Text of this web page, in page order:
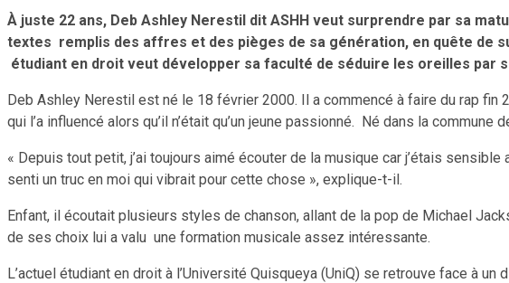
À juste 22 ans, Deb Ashley Nerestil dit ASHH veut surprendre par sa
textes remplis des affres et des pièges de sa génération, en quête de
étudiant en droit veut développer sa faculté de séduire les oreilles par
Deb Ashley Nerestil est né le 18 février 2000. Il a commencé à faire du rap
qui l’a influencé alors qu’il n’était qu’un jeune passionné. Né dans la commune
« Depuis tout petit, j’ai toujours aimé écouter de la musique car j’étais
senti un truc en moi qui vibrait pour cette chose », explique-t-il.
Enfant, il écoutait plusieurs styles de chanson, allant de la pop de Michael
de ses choix lui a valu une formation musicale assez intéressante.
L’actuel étudiant en droit à l’Université Quisqueya (UniQ) se retrouve face à